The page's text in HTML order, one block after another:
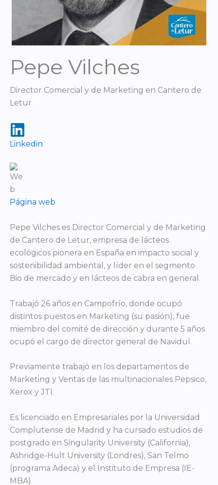
Pepe Vilches
Director Comercial y de Marketing en Cantero de
Letur
Linkedin
Página web
Pepe Vilches es Director Comercial y de Marketing
de Cantero de Letur, empresa de lácteos
ecológicos pionera en España en impacto social y
sostenibilidad ambiental, y líder en el segmento
Bio de mercado y en lácteos de cabra en general.
Trabajó 26 años en Campofrío, donde ocupó
distintos puestos en Marketing (su pasión), fue
miembro del comité de dirección y durante 5 años
ocupó el cargo de director general de Navidul.
Previamente trabajó en los departamentos de
Marketing y Ventas de las multinacionales Pepsico,
Xerox y JTI.
Es licenciado en Empresariales por la Universidad
Complutense de Madrid y ha cursado estudios de
postgrado en Singularity University (California),
Ashridge-Hult University (Londres), San Telmo
(programa Adeca) y el Instituto de Empresa (IE-
MBA).